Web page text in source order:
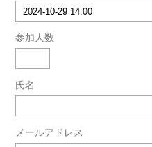
参加人数
氏名
メールアドレス